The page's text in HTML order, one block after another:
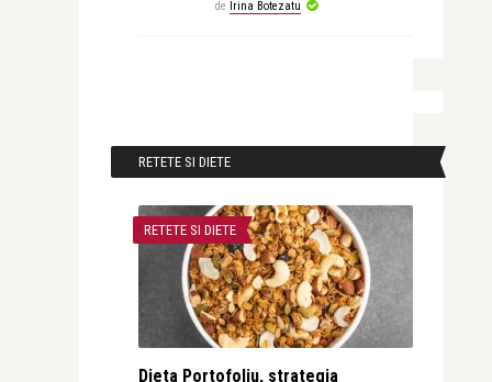
de Irina Botezatu
RETETE SI DIETE
RETETE SI DIETE
Dieta Portofoliu, strategia